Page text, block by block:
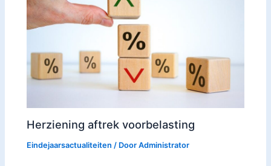
Herziening aftrek voorbelasting
Eindejaarsactualiteiten / DoorAdministrator